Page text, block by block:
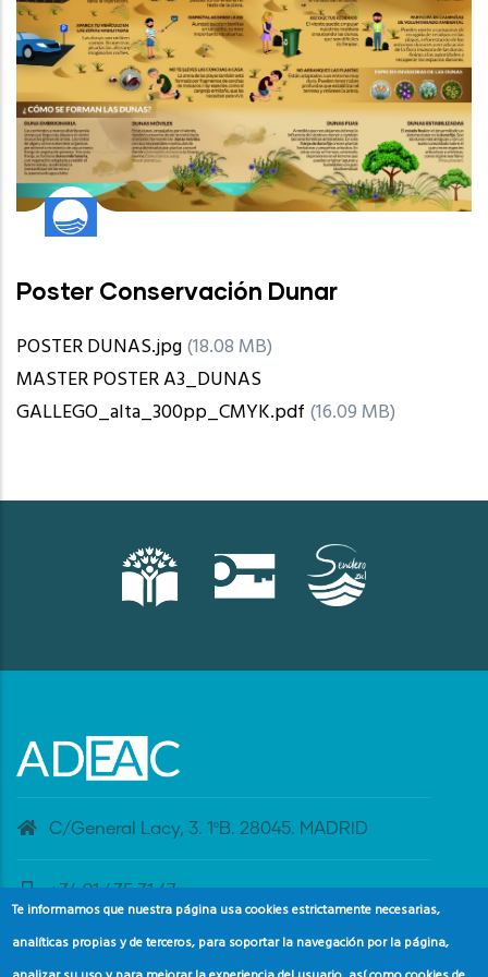
Poster Conservación Dunar
POSTER DUNAS.jpg(18.08 MB)
MASTER POSTER A3_DUNAS
GALLEGO_alta_300pp_CMYK.pdf (16.09 MB)
C/General Lacy, 3. 1ºB. 28045. MADRID
+34 91 435 31 47
banderaazul@adeac.es
Te informamos que nuestra página usa cookies estrictamente necesarias,
analíticas propias y de terceros, para soportar la navegación por la página,